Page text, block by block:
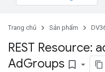
Trang chủ Sản phẩm
REST Resource:
AdGroups bookmark_border